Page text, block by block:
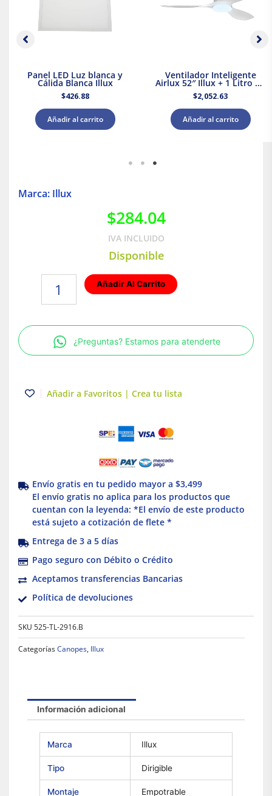
Panel LED Luz blanca y
Cálida Blanca Illux
$426.88
Añadir al carrito
Ventilador Inteligente
Airlux 52″ Illux + 1 Litro de
Pintura Blanca Acuario
$2,052.63
Añadir al carrito
Marca: Illux
$284.04
IVA INCLUIDO
Disponible
Techo
LED
15W
Blanca
Añadir Al Carrito
¿Preguntas? Estamos para atenderte
Añadir a Favoritos | Crea tu lista
Envío gratis en tu pedido mayor a $3,499
El envío gratis no aplica para los productos que
cuentan con la leyenda: *El envío de este producto
está sujeto a cotización de flete *
Entrega de 3 a 5 días
Pago seguro con Débito o Crédito
Aceptamos transferencias Bancarias
Política de devoluciones
SKU 525-TL-2916.B
CategoríasCanopes, Illux
Información adicional
Marca Illux
Tipo Dirigible
Montaje Empotrable